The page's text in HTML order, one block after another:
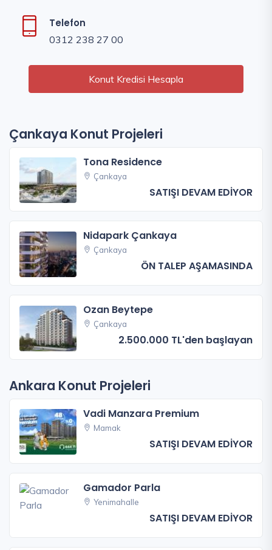
Telefon
0312 238 27 00
Konut Kredisi Hesapla
Çankaya Konut Projeleri
Tona Residence
Çankaya
SATIŞI DEVAM EDİYOR
Nidapark Çankaya
Çankaya
ÖN TALEP AŞAMASINDA
Ozan Beytepe
Çankaya
2.500.000 TL'den başlayan
Ankara Konut Projeleri
Vadi Manzara Premium
Mamak
SATIŞI DEVAM EDİYOR
Gamador Parla
Yenimahalle
SATIŞI DEVAM EDİYOR